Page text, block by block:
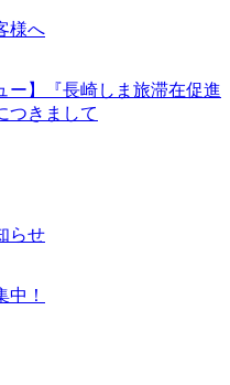
様へ
ー】『長崎しま旅滞在促進
つきまして
らせ
！